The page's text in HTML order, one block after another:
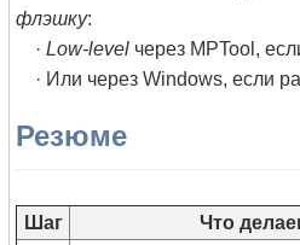
флэшку:
·Low-level через MPTool,
· Или через Windows, если
Резюме
Шаг Что